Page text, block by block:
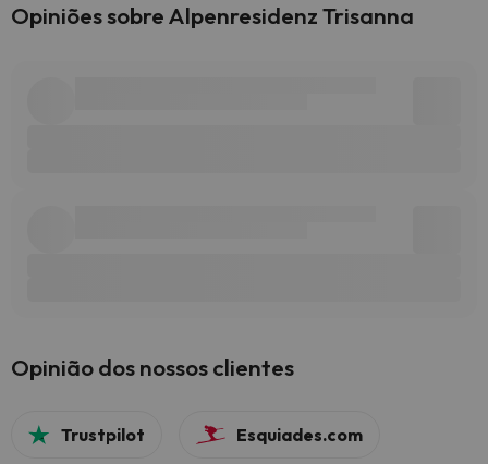
Opiniões sobre Alpenresidenz Trisanna
Opinião dos nossos clientes
Trustpilot Esquiades.com